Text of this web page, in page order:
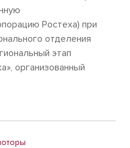
Ростеха) при
отделения
этап
организованный